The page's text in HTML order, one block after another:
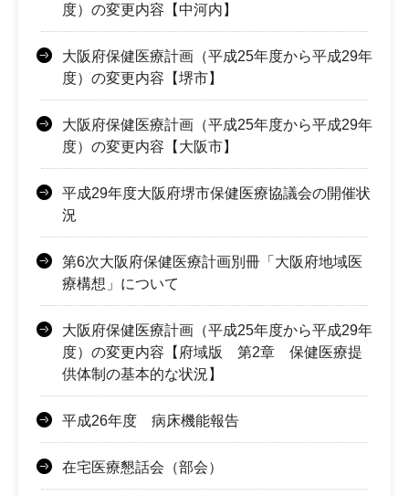
度）の変更内容【中河内】
大阪府保健医療計画（平成25年度から平成29年
度）の変更内容【堺市】
大阪府保健医療計画（平成25年度から平成29年
度）の変更内容【大阪市】
平成29年度大阪府堺市保健医療協議会の開催状
況
第6次大阪府保健医療計画別冊「大阪府地域医
療構想」について
大阪府保健医療計画（平成25年度から平成29年
度）の変更内容【府域版 第2章 保健医療提
供体制の基本的な状況】
平成26年度 病床機能報告
在宅医療懇話会（部会）